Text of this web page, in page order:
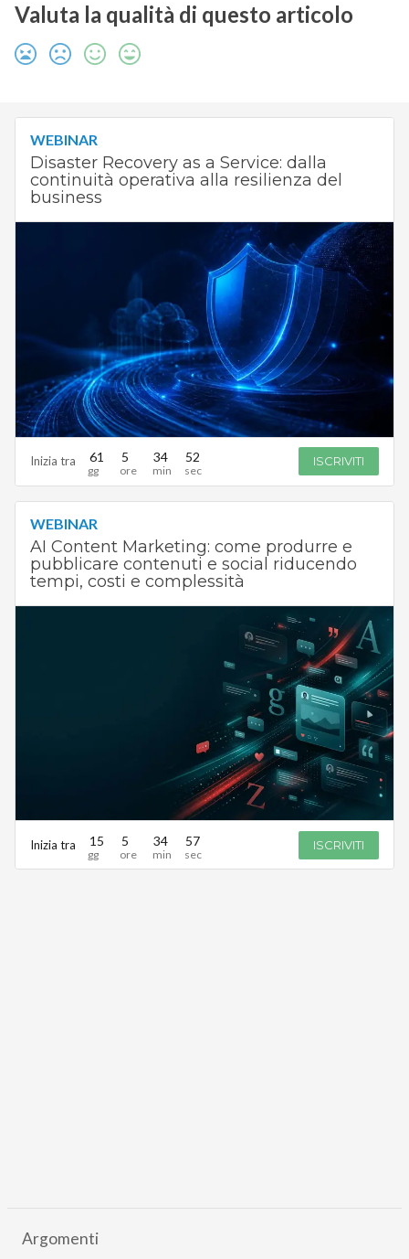
Valuta la qualità di questo articolo
WEBINAR
Disaster Recovery as a Service: dalla
continuità operativa alla resilienza del
business
Inizia tra 61 5 34 52 ISCRIVITI
WEBINAR
AI Content Marketing: come produrre e
pubblicare contenuti e social riducendo
tempi, costi e complessità
Inizia tra 15 5 34 57 ISCRIVITI
Argomenti